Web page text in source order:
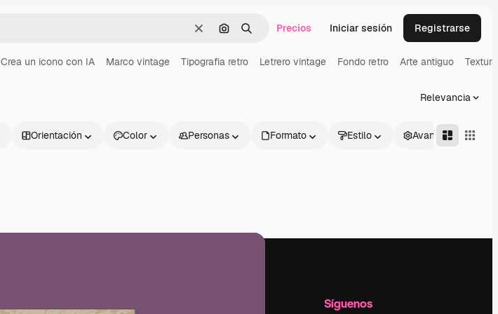
BorrarBuscar por imagen
BuscarPrecios Iniciar sesión Registrarse
Crea un icono con IA Marco vintage Tipografia retro Letrero vintage Fondo retro Arte antiguo
Relevancia
Orientación Color Personas Formato Estilo Avanzado
Síguenos